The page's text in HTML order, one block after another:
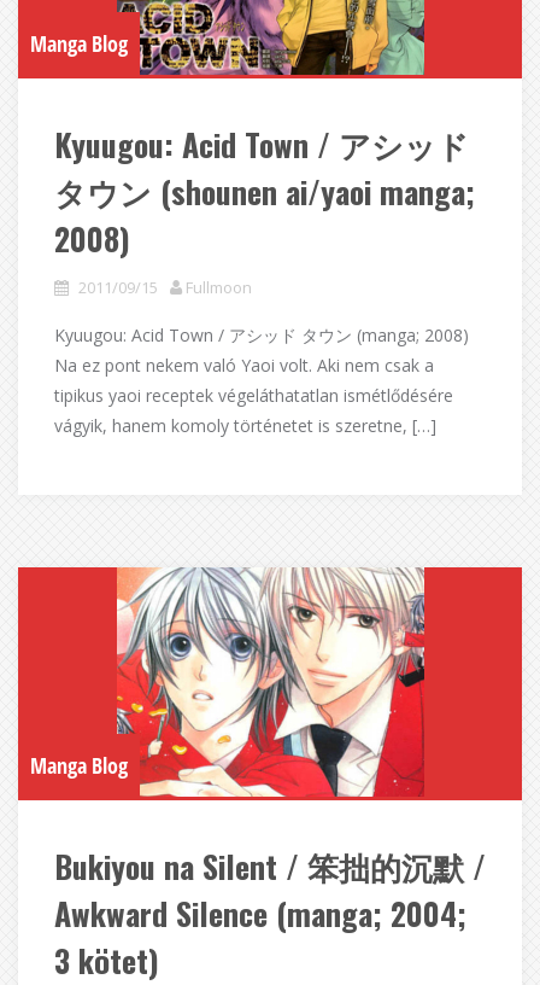
Manga Blog
Kyuugou: Acid Town / アシッド
タウン (shounen ai/yaoi manga;
2008)
2011/09/15 Fullmoon
Kyuugou: Acid Town / アシッド タウン (manga; 2008)
Na ez pont nekem való Yaoi volt. Aki nem csak a
tipikus yaoi receptek végeláthatatlan ismétlődésére
vágyik, hanem komoly történetet is szeretne, […]
Manga Blog
Bukiyou na Silent / 笨拙的沉默 /
Awkward Silence (manga; 2004;
3 kötet)